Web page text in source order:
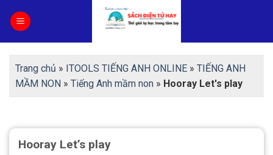
Trang chủ » ITOOLS TIẾNG ANH ONLINE » TIẾNG ANH
MẦM NON » Tiếng Anh mầm non » Hooray Let's play
Hooray Let’s play